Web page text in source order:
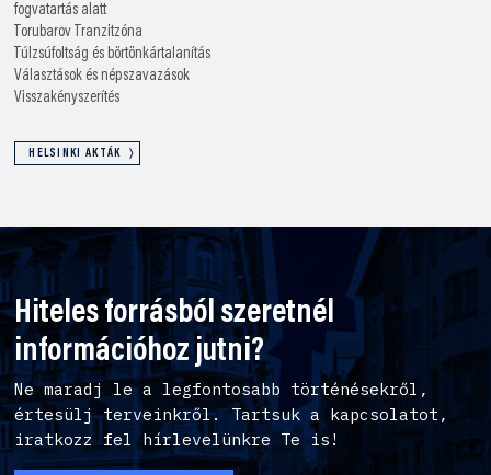
fogvatartás alatt
Torubarov
Tranzitzóna
Túlzsúfoltság és börtönkártalanítás
Választások és népszavazások
Visszakényszerítés
HELSINKI AKTÁK
Hiteles forrásból szeretnél
információhoz jutni?
Ne maradj le a legfontosabb történésekről,
értesülj terveinkről. Tartsuk a kapcsolatot,
iratkozz fel hírlevelünkre Te is!